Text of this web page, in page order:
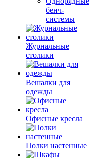
бенч-
системы
Журнальные
столики
Вешалки для
одежды
Офисные кресла
Полки настенные